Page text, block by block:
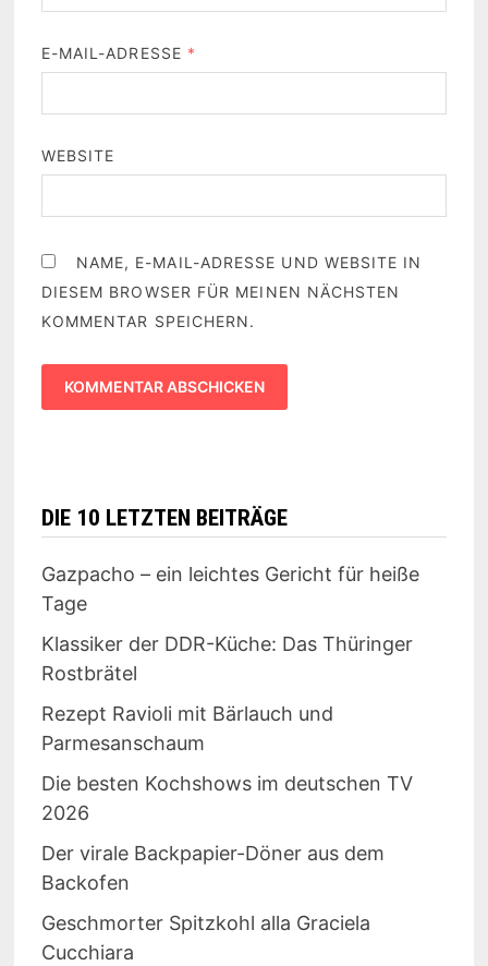
E-MAIL-ADRESSE *
WEBSITE
NAME, E-MAIL-ADRESSE UND WEBSITE IN
DIESEM BROWSER FÜR MEINEN NÄCHSTEN
KOMMENTAR SPEICHERN.
DIE 10 LETZTEN BEITRÄGE
Gazpacho – ein leichtes Gericht für heiße
Tage
Klassiker der DDR-Küche: Das Thüringer
Rostbrätel
Rezept Ravioli mit Bärlauch und
Parmesanschaum
Die besten Kochshows im deutschen TV
2026
Der virale Backpapier-Döner aus dem
Backofen
Geschmorter Spitzkohl alla Graciela
Cucchiara